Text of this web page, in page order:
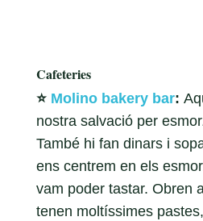
Cafeteries
⭐️ Molino bakery bar:
nostra salvació per
També hi fan dinars i
ens centrem en els
vam poder tastar. Obren
tenen moltíssimes